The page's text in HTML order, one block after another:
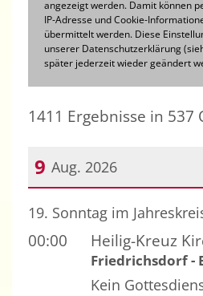
angezeigt werden. Damit können
IP-Adresse und Cookie-
übermittelt werden. Diese
unserer Datenschutzerklärung
später jederzeit wieder geändert
1411 Ergebnisse in
9 Aug. 2026
Datum: 9. August 2026
19. Sonntag im
00:00 Heilig-Kreuz
Friedrichsdorf -
Kein